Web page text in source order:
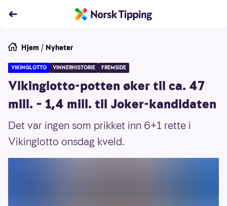
Hjem / Nyheter
VIKINGLOTTO VINNERHISTORIE FREMSIDE
Vikinglotto-potten øker til ca. 47
mill. – 1,4 mill. til Joker-kandidaten
Det var ingen som prikket inn 6+1 rette i
Vikinglotto onsdag kveld.